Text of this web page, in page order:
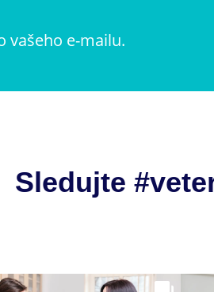
vašeho e-mailu.
Sledujte